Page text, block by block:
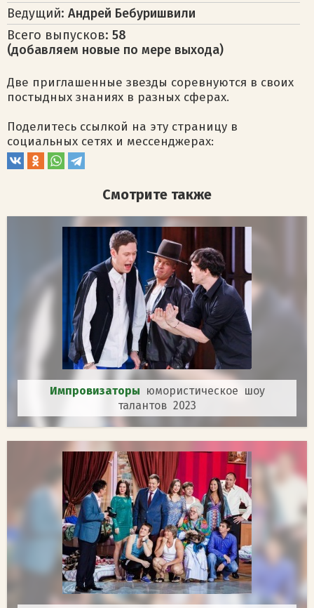
Ведущий: Андрей Бебуришвили
Всего выпусков: 58
(добавляем новые по мере выхода)
Две приглашенные звезды соревнуются в своих
постыдных знаниях в разных сферах.
Поделитесь ссылкой на эту страницу в
социальных сетях и мессенджерах:
Смотрите также
Импровизаторы юмористическое шоу
талантов 2023